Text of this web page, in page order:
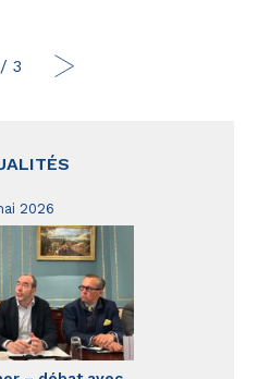
/ 3
2026